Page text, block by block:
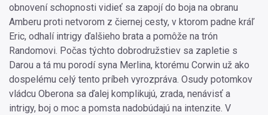
obnovení schopnosti vidieť sa zapojí do boja na obranu
Amberu proti netvorom z čiernej cesty, v ktorom padne kráľ
Eric, odhalí intrigy ďalšieho brata a pomôže na trón
Randomovi. Počas týchto dobrodružstiev sa zapletie s
Darou a tá mu porodí syna Merlina, ktorému Corwin už ako
dospelému celý tento príbeh vyrozpráva. Osudy potomkov
vládcu Oberona sa ďalej komplikujú, zrada, nenávisť a
intrigy, boj o moc a pomsta nadobúdajú na intenzite. V